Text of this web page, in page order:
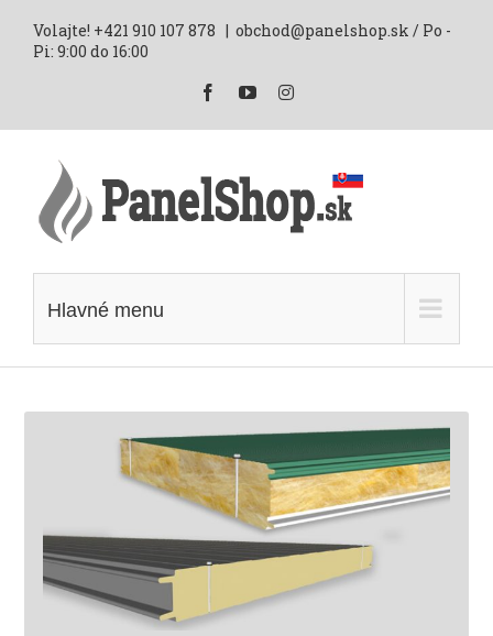
Volajte! +421 910 107 878 | obchod@panelshop.sk / Po -
Pi: 9:00 do 16:00
FacebookYouTubeInstagram
Hlavné menu